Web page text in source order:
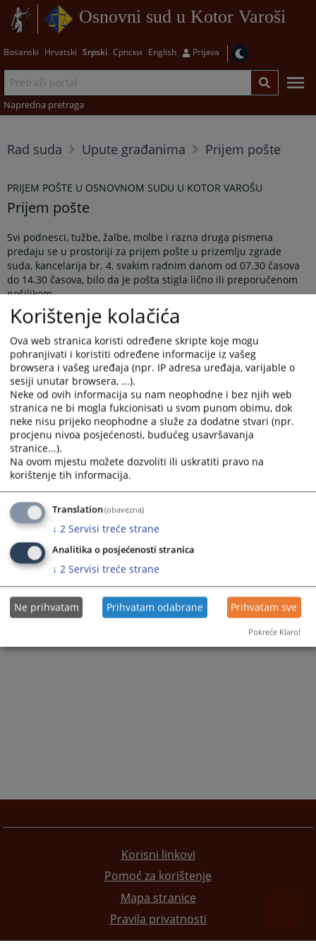
Osnovni sud u Kotor Varoši
Bosanski Hrvatski Srpski Српски English Prijava
Napredna pretraga
Rad suda Upute građanima Prijem pošte
PRIJEM POŠTE U OSNOVNOM SUDU U KOTOR VAROŠU
Prijem pošte
Svi podnesci, tužbe, žalbe, molbe i razna druga pismena
predaju se u prostoriji za prijem pošte u prizemlju zgrade
suda, kancelarija br. 4, svakim radnim danom od 07.30 časova
do 14.30 časova, bilo da je pošta stigla lično ili preporučenom
pošiljkom.
Adresa:
Osnovni sud u Kotor Varošu
Cara Dušana 87
78220 Kotor Varoš
Republika Srpska
Bosna i Hercegovina
Prilikom prijema pismena uposlenik suda dužan je da stranci
izda potvrdu o prijemu.
Prikazana vijest je na: Srpski jezik
2873PREGLEDA
Korisni linkovi
Pomoć za korištenje
Mapa stranice
Pravila privatnosti
Korištenje kolačića
Ova web stranica koristi određene skripte koje mogu
pohranjivati i koristiti određene informacije iz vašeg
browsera i vašeg uređaja (npr. IP adresa uređaja, varijable o
sesiji unutar browsera, ...).
Neke od ovih informacija su nam neophodne i bez njih web
stranica ne bi mogla fukcionisati u svom punom obimu, dok
neke nisu prijeko neophodne a služe za dodatne stvari (npr.
procjenu nivoa posjećenosti, budućeg usavršavanja
stranice...).
Na ovom mjestu možete dozvoliti ili uskratiti pravo na
korištenje tih informacija.
Translation(obavezna)
↓ 2 Servisi treće strane
Analitika o posjećenosti stranica
↓ 2 Servisi treće strane
Ne prihvatam Prihvatam odabrane Prihvatam sve
Pokreće Klaro!